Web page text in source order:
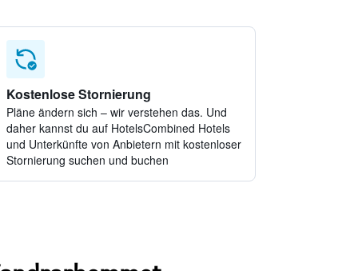
Kostenlose Stornierung
Pläne ändern sich – wir verstehen das. Und
daher kannst du auf HotelsCombined Hotels
und Unterkünfte von Anbietern mit kostenloser
Stornierung suchen und buchen